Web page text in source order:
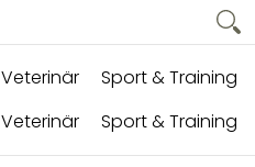
Veterinär Sport & Training
Veterinär Sport & Training